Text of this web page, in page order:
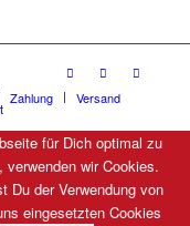
Zahlung Versand
für Dich optimal zu
wir Cookies.
Du der Verwendung von
eingesetzten Cookies